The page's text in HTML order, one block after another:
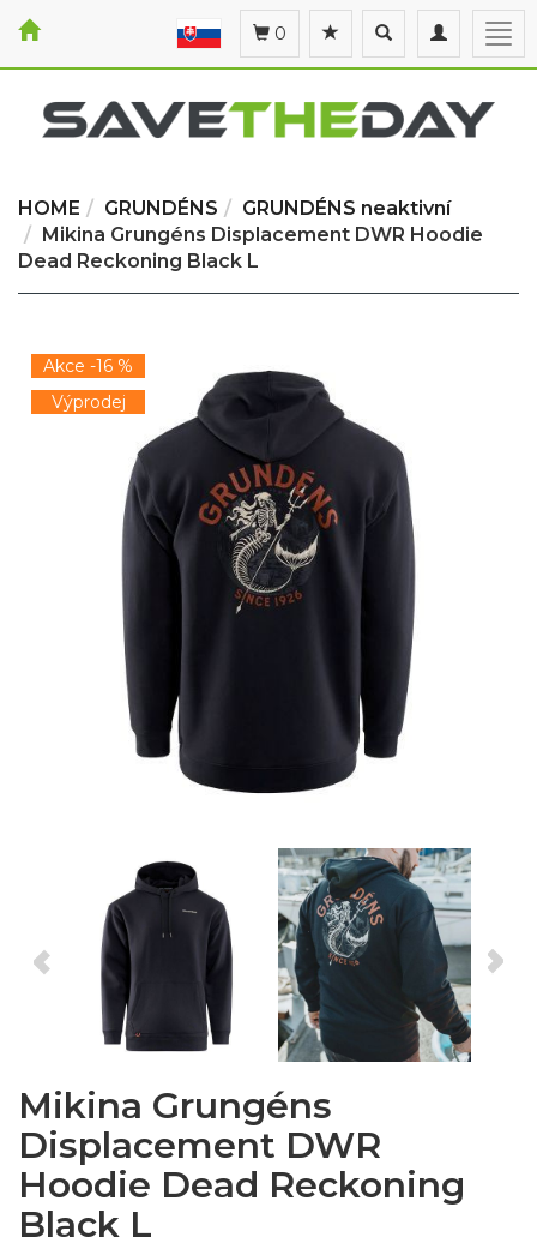
Toggle
navigation
Toggle
search
0
HOME GRUNDÉNS
GRUNDÉNS neaktivní
Mikina Grungéns Displacement DWR Hoodie
Dead Reckoning Black L
Akce -16 %
Výprodej
Mikina Grungéns
Displacement DWR
Hoodie Dead Reckoning
Black L